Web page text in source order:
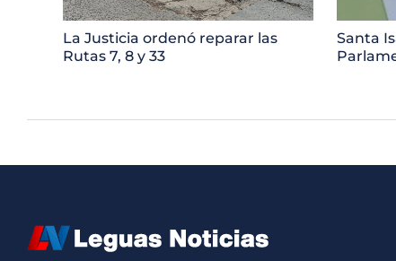
La Justicia ordenó reparar las
Rutas 7, 8 y 33
Santa